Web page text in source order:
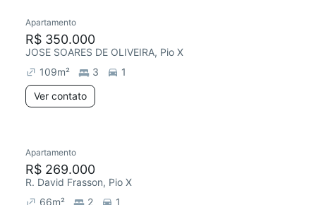
Apartamento
R$ 350.000
JOSE SOARES DE OLIVEIRA, Pio X
109m² 3
1
Ver contato
Apartamento
R$ 269.000
R. David Frasson, Pio X
66m² 2 1